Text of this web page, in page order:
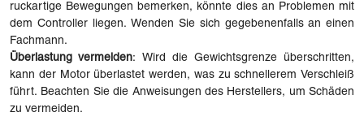
ruckartige Bewegungen bemerken, könnte dies an Problemen mit
dem Controller liegen. Wenden Sie sich gegebenenfalls an einen
Fachmann.
Überlastung vermeiden: Wird die Gewichtsgrenze überschritten,
kann der Motor überlastet werden, was zu schnellerem Verschleiß
führt. Beachten Sie die Anweisungen des Herstellers, um Schäden
zu vermeiden.